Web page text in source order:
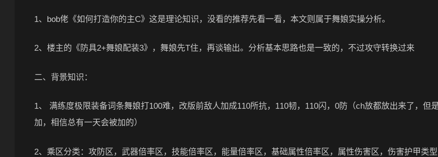
1、bob佬《如何打造你的主C》这是理论知识，没看的推荐先看一看，本文则属于舞娘实操分析。
2、楼主的《防具2+舞娘配装3》，舞娘先T住，再谈输出。分析基本思路也是一致的，不过攻守转换过来
二、背景知识：
1、 满练度极限装备词条舞娘打100难，改版前敌人加成110所抗，110韧，110闪，0防（ch放都放出来了，但
加，相信总有一天会被加的）
2、乘区分类：攻防区，武器倍率区，技能倍率区，能量倍率区，基础属性倍率区，属性伤害区，伤害护甲类